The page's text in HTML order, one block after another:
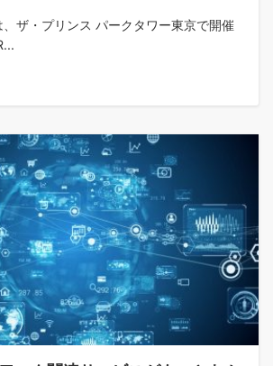
ザ・プリンス パークタワー東京で開催